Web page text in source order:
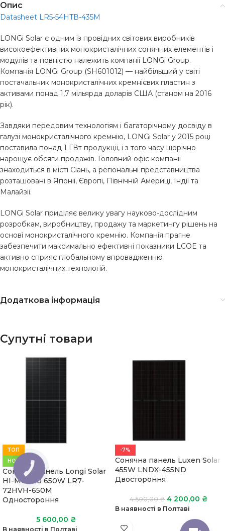
Опис
Datasheet LR5-54HTВ-435M
LONGi Solar є одним із провідних світових виробників
високоефективних монокристалічних сонячних елементів і
модулів та повністю належить компанії LONGi Group.
Компанія LONGi Group (SH601012) — найбільший у світі
постачальник монокристалічних кремнієвих пластин з
активами понад 1,7 мільярда доларів США (станом на 2016
рік).
Завдяки передовим технологіям і багаторічному досвіду в
галузі монокристалічного кремнію, LONGi Solar у 2015 році
поставила понад 1 ГВт продукції, і з того часу щорічно
нарощує обсяги продажів. Головний офіс компанії
знаходиться в місті Сіань, а регіональні представництва
розташовані в Японії, Європі, Північній Америці, Індії та
Малайзії.
LONGi Solar приділяє велику увагу науково-дослідним
розробкам, виробництву, продажу та маркетингу рішень на
основі монокристалічного кремнію. Компанія прагне
забезпечити максимально ефективні показники LCOE та
активно сприяє глобальному впровадженню
монокристалічних технологій.
Додаткова інформація
Супутні товари
ТОП
НОВИЙ
Сонячна панель Longi Solar
HI-MO X10 650W LR7-
72HVH-650M
Одностороння
5 600,00 ₴
В наявності в Полтаві
-7%
Сонячна панель Luxen Solar
455W LNDX-455ND
Двостороння
4 500,00₴ 4 200,00 ₴
В наявності в Полтаві
КНОПКА
ЗВ'ЯЗКУ